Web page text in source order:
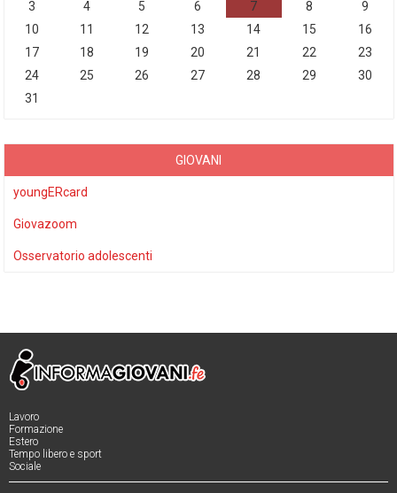
3
4 5 6 7 8
9
10
11 12 13 14 15
16
17
18 19 20 21 22
23
24
25 26 27 28 29
30
31
GIOVANI
youngERcard
Giovazoom
Osservatorio adolescenti
Lavoro
Formazione
Estero
Tempo libero e sport
Sociale